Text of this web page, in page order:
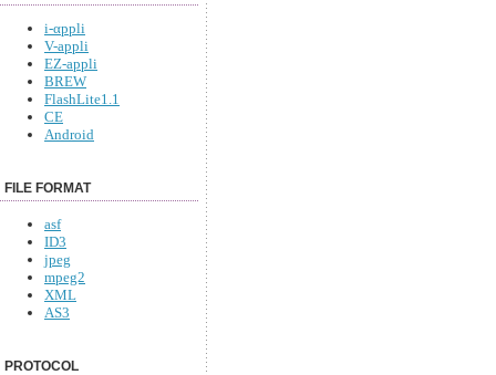
i-αppli
V-appli
EZ-appli
BREW
FlashLite1.1
CE
Android
FILE FORMAT
asf
ID3
jpeg
mpeg2
XML
AS3
PROTOCOL